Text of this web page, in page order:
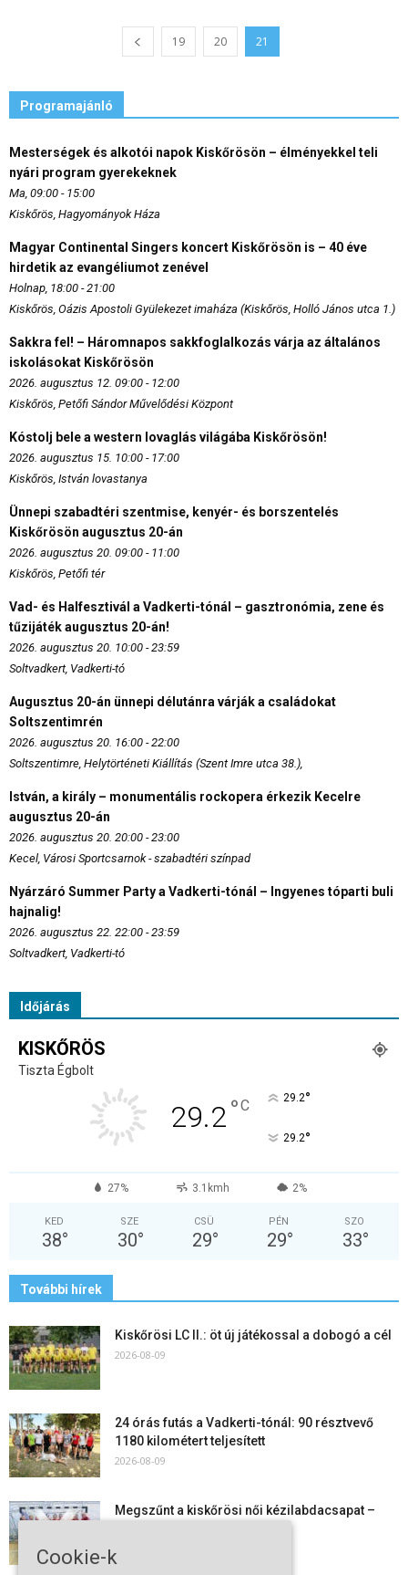
19 20 21
Programajánló
Mesterségek és alkotói napok Kiskőrösön – élményekkel teli
nyári program gyerekeknek
Ma, 09:00 - 15:00
Kiskőrös, Hagyományok Háza
Magyar Continental Singers koncert Kiskőrösön is – 40 éve
hirdetik az evangéliumot zenével
Holnap, 18:00 - 21:00
Kiskőrös, Oázis Apostoli Gyülekezet imaháza (Kiskőrös, Holló János utca 1.)
Sakkra fel! – Háromnapos sakkfoglalkozás várja az általános
iskolásokat Kiskőrösön
2026. augusztus 12. 09:00 - 12:00
Kiskőrös, Petőfi Sándor Művelődési Központ
Kóstolj bele a western lovaglás világába Kiskőrösön!
2026. augusztus 15. 10:00 - 17:00
Kiskőrös, István lovastanya
Ünnepi szabadtéri szentmise, kenyér- és borszentelés
Kiskőrösön augusztus 20-án
2026. augusztus 20. 09:00 - 11:00
Kiskőrös, Petőfi tér
Vad- és Halfesztivál a Vadkerti-tónál – gasztronómia, zene és
tűzijáték augusztus 20-án!
2026. augusztus 20. 10:00 - 23:59
Soltvadkert, Vadkerti-tó
Augusztus 20-án ünnepi délutánra várják a családokat
Soltszentimrén
2026. augusztus 20. 16:00 - 22:00
Soltszentimre, Helytörténeti Kiállítás (Szent Imre utca 38.),
István, a király – monumentális rockopera érkezik Kecelre
augusztus 20-án
2026. augusztus 20. 20:00 - 23:00
Kecel, Városi Sportcsarnok - szabadtéri színpad
Nyárzáró Summer Party a Vadkerti-tónál – Ingyenes tóparti buli
hajnalig!
2026. augusztus 22. 22:00 - 23:59
Soltvadkert, Vadkerti-tó
Időjárás
KISKŐRÖS
Tiszta Égbolt
29.2°C 29.2°
29.2°
27% 3.1kmh 2%
KED
38°
SZE
30°
CSÜ
29°
PÉN
29°
SZO
33°
További hírek
Kiskőrösi LC II.: öt új játékossal a dobogó a cél
2026-08-09
24 órás futás a Vadkerti-tónál: 90 résztvevő
1180 kilométert teljesített
2026-08-09
Megszűnt a kiskőrösi női kézilabdacsapat –
Cookie-k